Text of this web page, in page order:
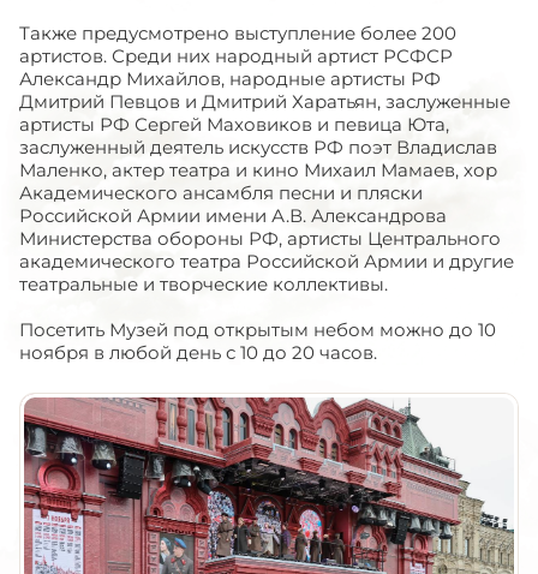
Также предусмотрено выступление более 200
артистов. Среди них народный артист РСФСР
Александр Михайлов, народные артисты РФ
Дмитрий Певцов и Дмитрий Харатьян, заслуженные
артисты РФ Сергей Маховиков и певица Юта,
заслуженный деятель искусств РФ поэт Владислав
Маленко, актер театра и кино Михаил Мамаев, хор
Академического ансамбля песни и пляски
Российской Армии имени А.В. Александрова
Министерства обороны РФ, артисты Центрального
академического театра Российской Армии и другие
театральные и творческие коллективы.
Посетить Музей под открытым небом можно до 10
ноября в любой день с 10 до 20 часов.